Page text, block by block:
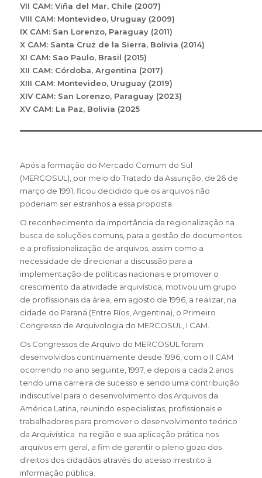
VII CAM: Viña del Mar, Chile (2007)
VIII CAM: Montevideo, Uruguay (2009)
IX CAM: San Lorenzo, Paraguay (2011)
X CAM: Santa Cruz de la Sierra, Bolivia (2014)
XI CAM: Sao Paulo, Brasil (2015)
XII CAM: Córdoba, Argentina (2017)
XIII CAM: Montevideo, Uruguay (2019)
XIV CAM: San Lorenzo, Paraguay (2023)
XV CAM: La Paz, Bolivia (2025
Após a formação do Mercado Comum do Sul
(MERCOSUL), por meio do Tratado da Assunção, de 26 de
março de 1991, ficou decidido que os arquivos não
poderiam ser estranhos a essa proposta.
O reconhecimento da importância da regionalização na
busca de soluções comuns, para a gestão de documentos
e a profissionalização de arquivos, assim como a
necessidade de direcionar a discussão para a
implementação de políticas nacionais e promover o
crescimento da atividade arquivística, motivou um grupo
de profissionais da área, em agosto de 1996, a realizar, na
cidade do Paraná (Entre Ríos, Argentina), o Primeiro
Congresso de Arquivologia do MERCOSUL, I CAM.
Os Congressos de Arquivo do MERCOSUL foram
desenvolvidos continuamente desde 1996, com o II CAM
ocorrendo no ano seguinte, 1997, e depois a cada 2 anos
tendo uma carreira de sucesso e sendo uma contribuição
indiscutível para o desenvolvimento dos Arquivos da
América Latina, reunindo especialistas, profissionais e
trabalhadores para promover o desenvolvimento teórico
da Arquivística na região e sua aplicação prática nos
arquivos em geral, a fim de garantir o pleno gozo dos
direitos dos cidadãos através do acesso irrestrito à
informação pública.